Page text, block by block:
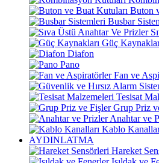
Buton
Busbar
Güç
Diafon
Pano
Fan ve
Tesisat
Grup Priz
Anahtar ve
Kablo
AYDINLATMA
Hareket